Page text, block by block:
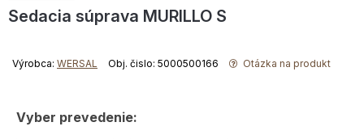
Sedacia súprava MURILLO S
Výrobca: WERSAL Obj. čislo: 5000500166 Otázka na produkt
Vyber prevedenie: